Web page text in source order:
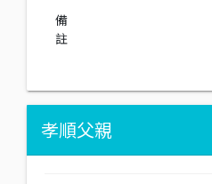
備
註
孝順父親